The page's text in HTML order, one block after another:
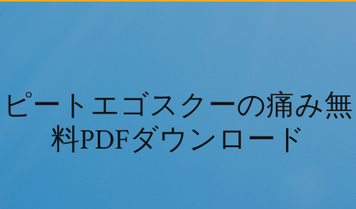
ピートエゴスクーの痛み無
料PDFダウンロード